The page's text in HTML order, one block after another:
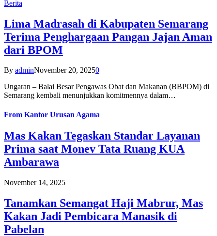
Berita
Lima Madrasah di Kabupaten Semarang
Terima Penghargaan Pangan Jajan Aman
dari BPOM
By adminNovember 20, 20250
Ungaran – Balai Besar Pengawas Obat dan Makanan (BBPOM) di
Semarang kembali menunjukkan komitmennya dalam…
From Kantor Urusan Agama
Mas Kakan Tegaskan Standar Layanan
Prima saat Monev Tata Ruang KUA
Ambarawa
November 14, 2025
Tanamkan Semangat Haji Mabrur, Mas
Kakan Jadi Pembicara Manasik di
Pabelan